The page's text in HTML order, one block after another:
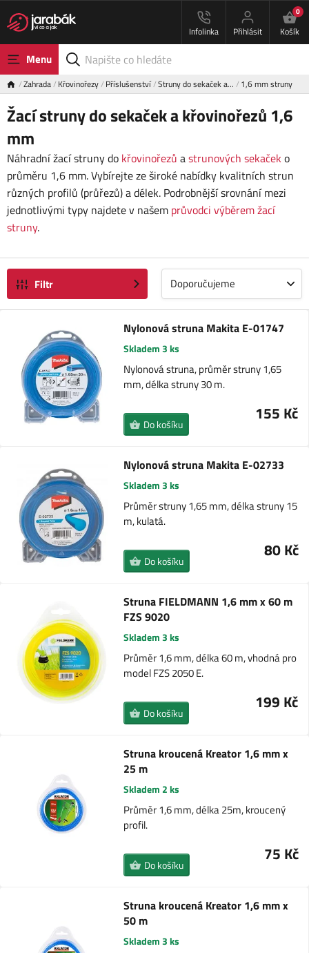
Infolinka Přihlásit
0
Košík
Menu
Zahrada Křovinořezy Příslušenství Struny do sekaček a… 1,6 mm struny
Žací struny do sekaček a křovinořezů 1,6
mm
Náhradní žací struny do křovinořezů astrunových sekaček o
průměru 1,6 mm. Vybírejte ze široké nabídky kvalitních strun
různých profilů (průřezů) a délek. Podrobnější srovnání mezi
jednotlivými typy najdete v našem průvodci výběrem žací
struny.
Filtr Doporučujeme
Nylonová struna Makita E-01747
Skladem 3 ks
Nylonová struna, průměr struny 1,65
mm, délka struny 30 m.
155 Kč
Do košíku
Nylonová struna Makita E-02733
Skladem 3 ks
Průměr struny 1,65 mm, délka struny 15
m, kulatá.
80 Kč
Do košíku
Struna FIELDMANN 1,6 mm x 60 m
FZS 9020
Skladem 3 ks
Průměr 1,6 mm, délka 60 m, vhodná pro
model FZS 2050 E.
199 Kč
Do košíku
Struna kroucená Kreator 1,6 mm x
25 m
Skladem 2 ks
Průměr 1,6 mm, délka 25m, kroucený
profil.
75 Kč
Do košíku
Struna kroucená Kreator 1,6 mm x
50 m
Skladem 3 ks